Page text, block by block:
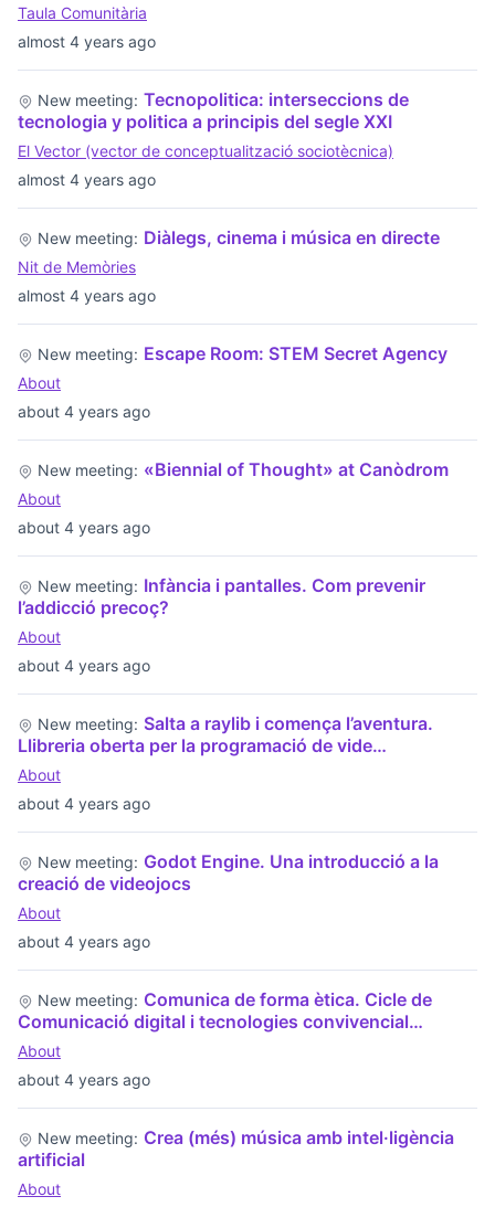
almost 4 years ago
Taula Comunitària
almost 4 years ago
New meeting: Tecnopolitica: interseccions de
tecnologia y politica a principis del segle XXI
El Vector (vector de conceptualització sociotècnica)
almost 4 years ago
New meeting: Diàlegs, cinema i música en directe
Nit de Memòries
about 4 years ago
New meeting: Escape Room: STEM Secret Agency
About
about 4 years ago
New meeting: «Biennial of Thought» at Canòdrom
About
about 4 years ago
New meeting: Infància i pantalles. Com prevenir
l’addicció precoç?
About
about 4 years ago
New meeting: Salta a raylib i comença l’aventura.
Llibreria oberta per la programació de vide…
About
about 4 years ago
New meeting: Godot Engine. Una introducció a la
creació de videojocs
About
about 4 years ago
New meeting: Comunica de forma ètica. Cicle de
Comunicació digital i tecnologies convivencial…
About
New meeting: Crea (més) música amb intel·ligència
artificial
About